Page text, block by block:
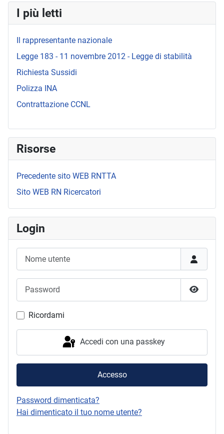
I più letti
Il rappresentante nazionale
Legge 183 - 11 novembre 2012 - Legge di stabilità
Richiesta Sussidi
Polizza INA
Contrattazione CCNL
Risorse
Precedente sito WEB RNTTA
Sito WEB RN Ricercatori
Login
Mostra
Ricordami
Accedi con una passkey
Accesso
Password dimenticata?
Hai dimenticato il tuo nome utente?